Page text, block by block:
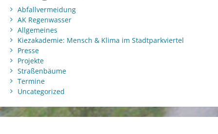
Abfallvermeidung
AK Regenwasser
Allgemeines
Kiezakademie: Mensch & Klima im Stadtparkviertel
Presse
Projekte
Straßenbäume
Termine
Uncategorized